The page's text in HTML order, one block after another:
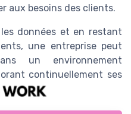
aux besoins des clients.
données et en restant
une entreprise peut
un environnement
continuellement ses